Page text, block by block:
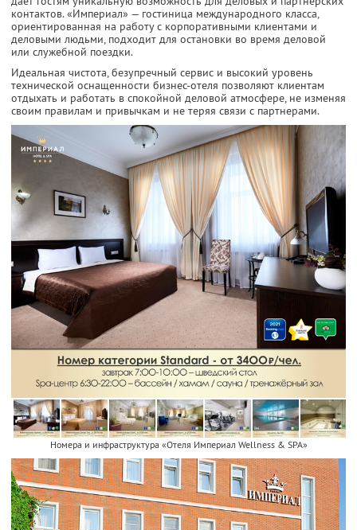
контактов. «Империал» — гостиница международного класса,
ориентированная на работу с корпоративными клиентами и
деловыми людьми, подходит для остановки во время деловой
или служебной поездки.
Идеальная чистота, безупречный сервис и высокий уровень
технической оснащенности бизнес-отеля позволяют клиентам
отдыхать и работать в спокойной деловой атмосфере, не изменяя
своим правилам и привычкам и не теряя связи с партнерами.
Номера и инфраструктура «Отеля Империал Wellness & SPA»